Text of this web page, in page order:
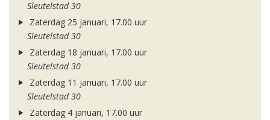
Sleutelstad 30
Zaterdag 25 januari, 17.00 uur
Sleutelstad 30
Zaterdag 18 januari, 17.00 uur
Sleutelstad 30
Zaterdag 11 januari, 17.00 uur
Sleutelstad 30
Zaterdag 4 januari, 17.00 uur